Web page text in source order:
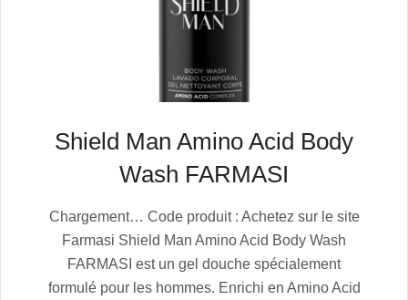
Shield Man Amino Acid Body
Wash FARMASI
07-
Chargement… Code produit : Achetez sur le site
Farmasi Shield Man Amino Acid Body Wash
FARMASI est un gel douche spécialement
formulé pour les hommes. Enrichi en Amino Acid